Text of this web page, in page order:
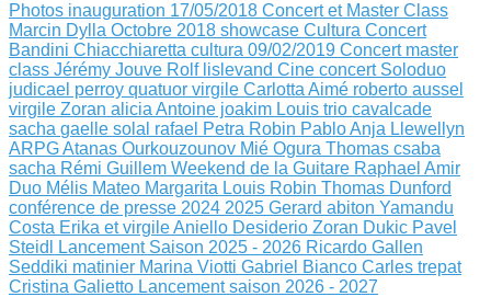
Photos inauguration 17/05/2018 Concert et Master Class
Marcin Dylla Octobre 2018 showcase Cultura Concert
Bandini Chiacchiaretta cultura 09/02/2019 Concert master
class Jérémy Jouve Rolf lislevand Cine concert Soloduo
judicael perroy quatuor virgile Carlotta Aimé roberto aussel
virgile Zoran alicia Antoine joakim Louis trio cavalcade
sacha gaelle solal rafael Petra Robin Pablo Anja Llewellyn
ARPG Atanas Ourkouzounov Mié Ogura Thomas csaba
sacha Rémi Guillem Weekend de la Guitare Raphael Amir
Duo Mélis Mateo Margarita Louis Robin Thomas Dunford
conférence de presse 2024 2025 Gerard abiton Yamandu
Costa Erika et virgileAniello Desiderio Zoran Dukic Pavel
Steidl
Lancement Saison 2025 - 2026 Ricardo Gallen
Seddiki matinier Marina Viotti Gabriel Bianco Carles trepat
Cristina Galietto Lancement saison 2026 - 2027